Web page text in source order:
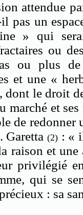
attendue
pas un
» qui
ou
ou plus
et une «
dont le droit
marché et
de redonner
Garetta (2): « il
raison et
privilégié
qui se
: sa